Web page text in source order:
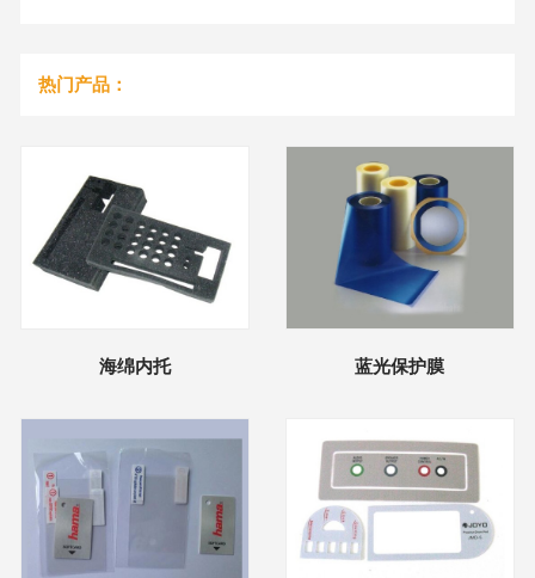
热门产品：
海绵内托 蓝光保护膜